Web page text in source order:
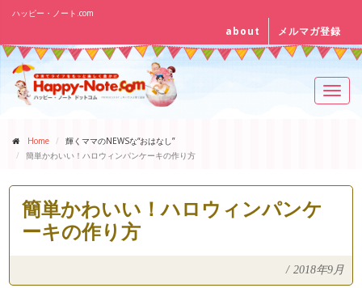
ハッピー・ノート.com
about メルマガ登録
Home
輝くママのNEWSな“おはなし”
簡単かわいい！ハロウィンパンケーキの作り方
簡単かわいい！ハロウィンパンケ
ーキの作り方
/ 2018年9月